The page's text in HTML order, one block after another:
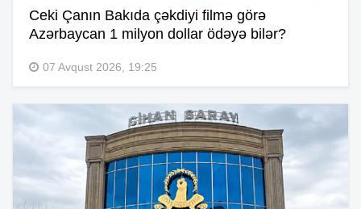
Ceki Çanın Bakıda çəkdiyi filmə görə
Azərbaycan 1 milyon dollar ödəyə bilər?
07 Avqust 2026, 19:25